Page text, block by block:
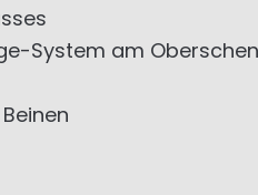
System am